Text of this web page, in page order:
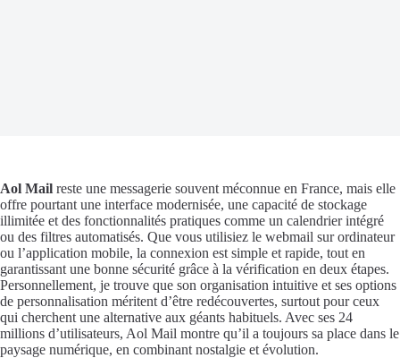
Aol Mail reste une messagerie souvent méconnue en France, mais elle
offre pourtant une interface modernisée, une capacité de stockage
illimitée et des fonctionnalités pratiques comme un calendrier intégré
ou des filtres automatisés. Que vous utilisiez le webmail sur ordinateur
ou l’application mobile, la connexion est simple et rapide, tout en
garantissant une bonne sécurité grâce à la vérification en deux étapes.
Personnellement, je trouve que son organisation intuitive et ses options
de personnalisation méritent d’être redécouvertes, surtout pour ceux
qui cherchent une alternative aux géants habituels. Avec ses 24
millions d’utilisateurs, Aol Mail montre qu’il a toujours sa place dans le
paysage numérique, en combinant nostalgie et évolution.